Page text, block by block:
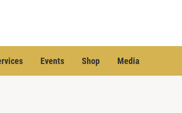
Events Shop Media